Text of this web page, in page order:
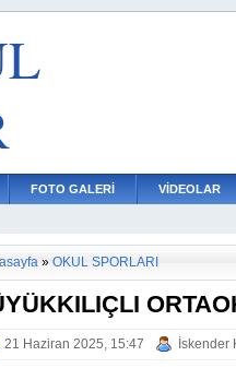
FOTO GALERİ VİDEOLAR
» OKUL SPORLARI
21 Haziran 2025, 15:47 İskender